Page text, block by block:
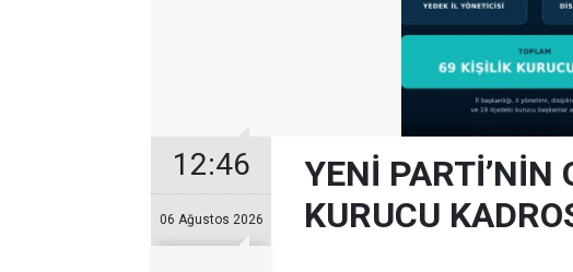
12:46
06 Ağustos 2026
YENİ PARTİ’NİN
KURUCU